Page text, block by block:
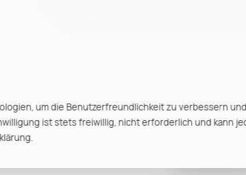
um die Benutzerfreundlichkeit zu verbessern
ist stets freiwillig, nicht erforderlich und kann